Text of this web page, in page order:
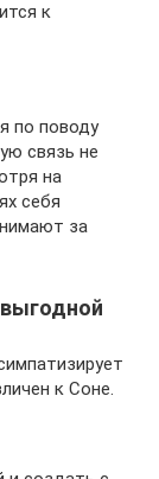
к
по поводу
связь не
на
себя
за
к Соне.